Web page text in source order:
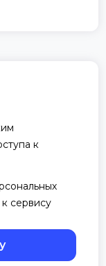
к
сервису